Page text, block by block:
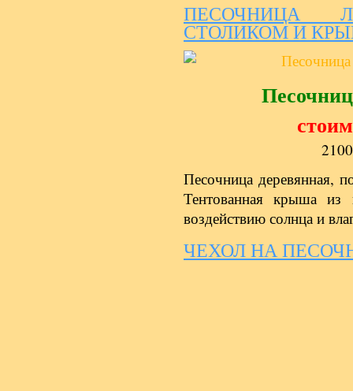
ПЕСОЧНИЦА
СТОЛИКОМ И
Песочница деревянная,
Тентованная крыша из
воздействию солнца и
ЧЕХОЛ НА